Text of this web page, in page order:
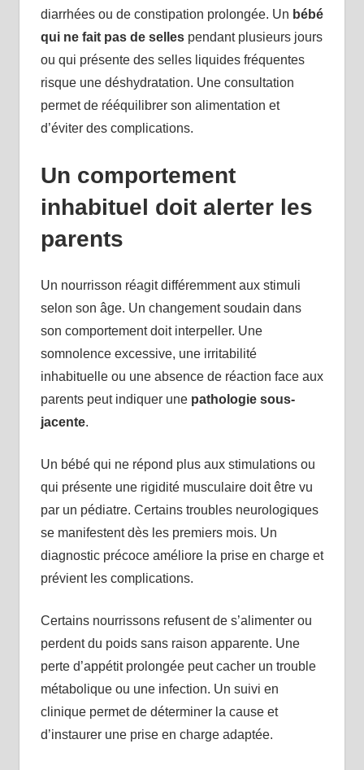
diarrhées ou de constipation prolongée. Un bébé
qui ne fait pas de sellespendant plusieurs jours
ou qui présente des selles liquides fréquentes
risque une déshydratation. Une consultation
permet de rééquilibrer son alimentation et
d’éviter des complications.
Un comportement
inhabituel doit alerter les
parents
Un nourrisson réagit différemment aux stimuli
selon son âge. Un changement soudain dans
son comportement doit interpeller. Une
somnolence excessive, une irritabilité
inhabituelle ou une absence de réaction face aux
parents peut indiquer une pathologie sous-
jacente.
Un bébé qui ne répond plus aux stimulations ou
qui présente une rigidité musculaire doit être vu
par un pédiatre. Certains troubles neurologiques
se manifestent dès les premiers mois. Un
diagnostic précoce améliore la prise en charge et
prévient les complications.
Certains nourrissons refusent de s’alimenter ou
perdent du poids sans raison apparente. Une
perte d’appétit prolongée peut cacher un trouble
métabolique ou une infection. Un suivi en
clinique permet de déterminer la cause et
d’instaurer une prise en charge adaptée.